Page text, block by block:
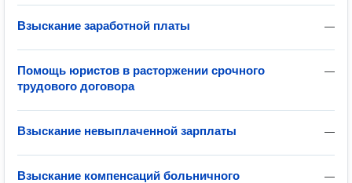
—
Взыскание заработной платы
—
Помощь юристов в расторжении срочного
трудового договора
—
Взыскание невыплаченной зарплаты
—
Взыскание компенсаций больничного